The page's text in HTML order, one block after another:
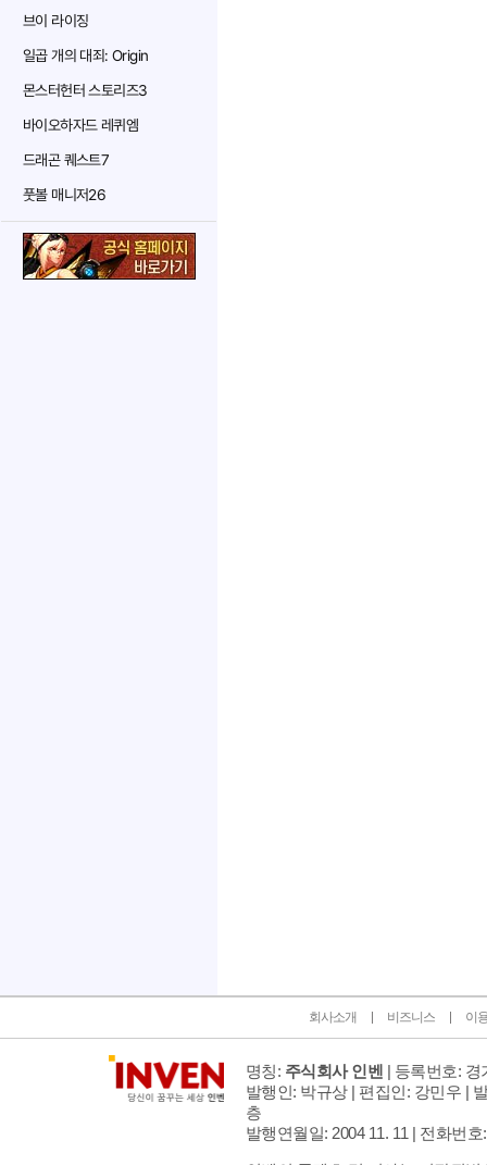
브이 라이징
일곱 개의 대죄: Origin
몬스터헌터 스토리즈3
바이오하자드 레퀴엠
드래곤 퀘스트7
풋볼 매니저26
회사소개 비즈니스 이
명칭: 주식회사 인벤 | 등록번호: 경
발행인: 박규상 | 편집인: 강민우 |
층
발행연월일: 2004 11. 11 | 전화번호